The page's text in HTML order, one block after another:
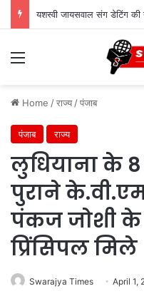
Menu
Home /राज्य /पंजाब
पंजाब राज्य
लुधियाना के
पुराने
पंकज जोशी
प्रिंसिपल मिले
Swarajya Times April 1,